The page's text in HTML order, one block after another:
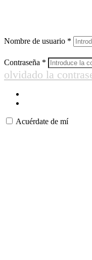
Nombre de usuario *
Contraseña *
olvidado la
Acuérdate de mí